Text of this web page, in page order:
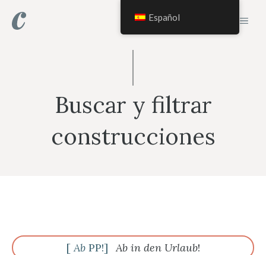
Buscar y filtrar
construcciones
[Ab PP!] Ab in den Urlaub!
Español